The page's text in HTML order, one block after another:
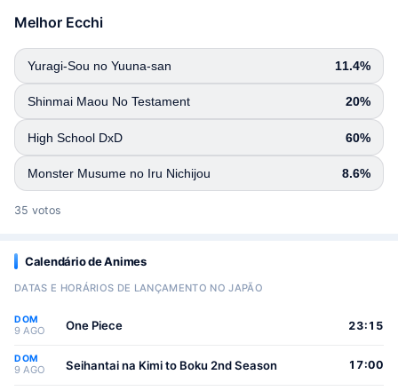
Melhor Ecchi
Yuragi-Sou no Yuuna-san 11.4%
Shinmai Maou No Testament 20%
High School DxD 60%
Monster Musume no Iru Nichijou 8.6%
35 votos
Calendário de Animes
DATAS E HORÁRIOS DE LANÇAMENTO NO JAPÃO
DOM
9 AGO One Piece 23:15
DOM
9 AGO Seihantai na Kimi to Boku 2nd Season 17:00